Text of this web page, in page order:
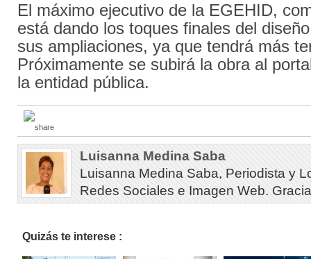
El máximo ejecutivo de la EGEHID,
está dando los toques finales del
sus ampliaciones, ya que tendrá más
Próximamente se subirá la obra al
la entidad pública.
Luisanna Medina Saba
Luisanna Medina Saba, Periodista y
Redes Sociales e Imagen Web.
Quizás te interese :